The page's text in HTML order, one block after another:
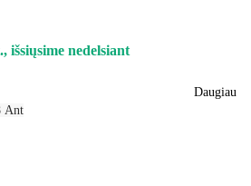
išsiųsime nedelsiant
Ant
Daugiau